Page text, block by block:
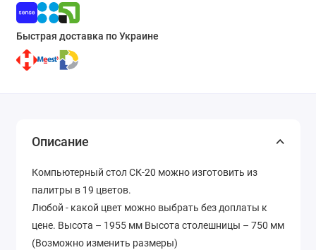
Быстрая доставка по Украине
Описание
Компьютерный стол СК-20 можно изготовить из
палитры в 19 цветов.
Любой - какой цвет можно выбрать без доплаты к
цене. Высота – 1955 мм Высота столешницы – 750 мм
(Возможно изменить размеры)